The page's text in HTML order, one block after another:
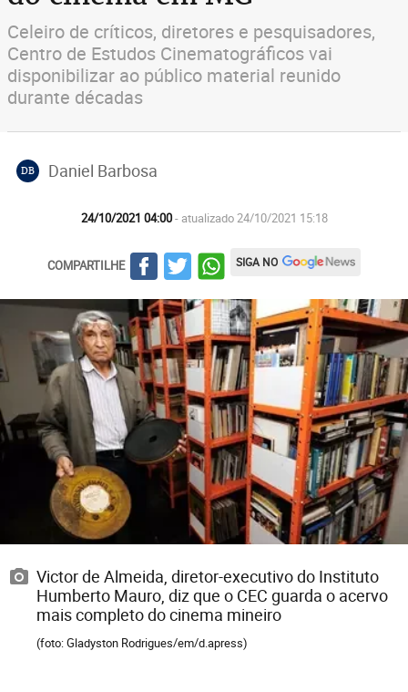
Celeiro de críticos, diretores e pesquisadores,
Centro de Estudos Cinematográficos vai
disponibilizar ao público material reunido
durante décadas
DB Daniel Barbosa
24/10/2021 04:00- atualizado 24/10/2021 15:18
COMPARTILHE SIGA NO
Victor de Almeida, diretor-executivo do Instituto
Humberto Mauro, diz que o CEC guarda o acervo
mais completo do cinema mineiro
(foto: Gladyston Rodrigues/em/d.apress)